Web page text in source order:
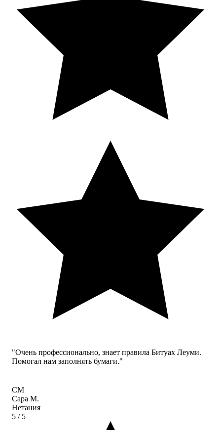
"Очень профессионально, знает правила Битуах Леуми.
Помогал нам заполнять бумаги."
СМ
Сара М.
Нетания
5 / 5